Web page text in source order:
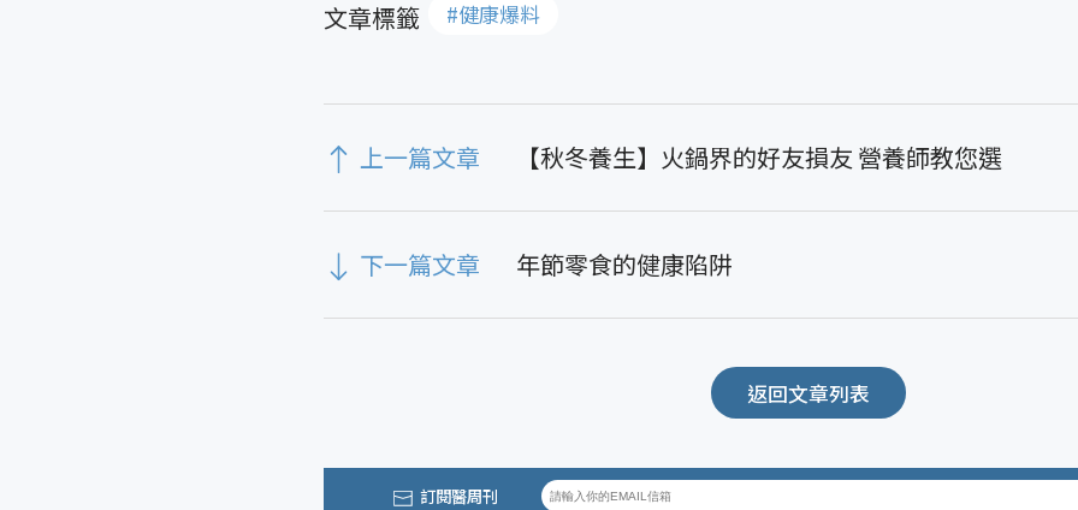
#健康爆料
上一篇文章 【秋冬養生】火鍋界的好友損友 營養師教您選
下一篇文章 年節零食的健康陷阱
返回文章列表
訂閱醫周刊